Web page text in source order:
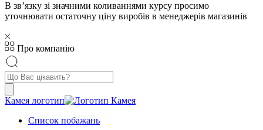
В звʼязку зі значними коливаннями курсу просимо
уточнювати остаточну ціну виробів в менеджерів магазинів
Про компанію
Пошук
товарів
Камея логотип
Список побажань